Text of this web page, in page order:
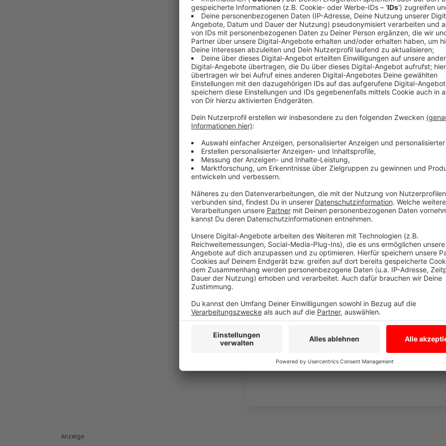
Denn die Kinder werden in Containern neben der
unterrichtet. Und die Schule ist PCB-belastet und
Bauarbeiter tragen Schutzkleidung. Aber die
abtransportiert. Die Stadt Gronau sagt, für die
Container sind hundert Meter von der Baustelle
sehen das anders. Einige besorgte Eltern haben
Rainer Doetkotte gesprochen. Und auch wir haben
Anzeige
Konstruktive Vorschläge
Anzeige
Stadt, Eltern und Schule haben gemeinsam
Wie genau die Lösung aussehen wird, steht noch
Absprachen getroffen werden. Im Laufe des
entscheidet sich, ob es einen kurzfristigen
versetzt werden und auch wohin.
Anzeige
Konstruktives Gespräch in Gronau
Anzeige
Anzeige